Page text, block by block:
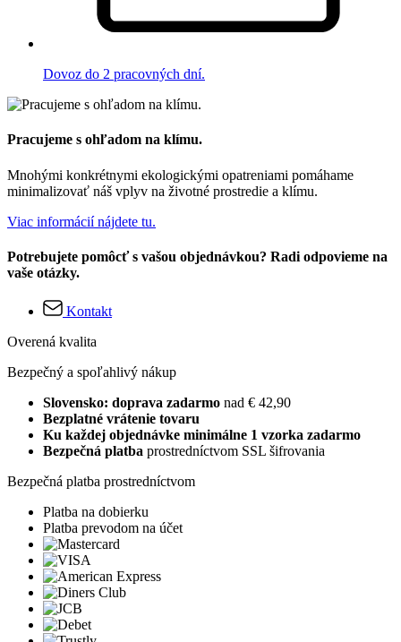
Dovoz do 2 pracovných dní.
Pracujeme s ohľadom na klímu.
Mnohými konkrétnymi ekologickými opatreniami pomáhame
minimalizovať náš vplyv na životné prostredie a klímu.
Viac informácií nájdete tu.
Potrebujete pomôcť s vašou objednávkou? Radi odpovieme na
vaše otázky.
Kontakt
Overená kvalita
Bezpečný a spoľahlivý nákup
Slovensko: doprava zadarmo nad € 42,90
Bezplatné vrátenie tovaru
Ku každej objednávke minimálne 1 vzorka zadarmo
Bezpečná platba prostredníctvom SSL šifrovania
Bezpečná platba prostredníctvom
Platba na dobierku
Platba prevodom na účet